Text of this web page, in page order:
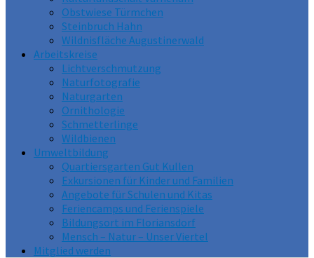
Obstwiese Türmchen
Steinbruch Hahn
Wildnisfläche Augustinerwald
Arbeitskreise
Lichtverschmutzung
Naturfotografie
Naturgarten
Ornithologie
Schmetterlinge
Wildbienen
Umweltbildung
Quartiersgarten Gut Kullen
Exkursionen für Kinder und Familien
Angebote für Schulen und Kitas
Feriencamps und Ferienspiele
Bildungsort im Floriansdorf
Mensch – Natur – Unser Viertel
Mitglied werden